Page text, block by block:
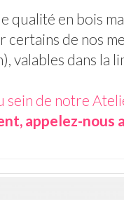
qualité en bois
certains de nos
valables dans la
sein de notre
appelez-nous